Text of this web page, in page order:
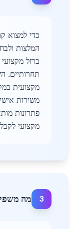
כדי למצוא
המלצות
ברזל
תחרותיים.
מקצועית
משירות
פתרונות
מקצועי
3 מה